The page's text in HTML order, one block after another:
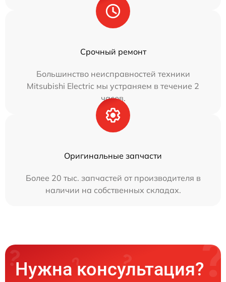
Срочный ремонт
Большинство неисправностей техники
Mitsubishi Electric мы устраняем в течение 2
часов.
Оригинальные запчасти
Более 20 тыс. запчастей от производителя в
наличии на собственных складах.
Нужна консультация?